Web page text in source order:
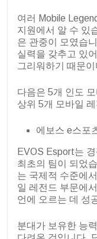
여러 Mobile
지원에서 알 수 있
은 관중이 모였습
실력을 갖추고 있
그리워하기 때문이
다음은 5개 인도
상위 5개 모바일
에보스 e스포
EVOS Esport는
최초의 팀이 되었
는 국제적 수준에
일 레전드 부문에
언에 오르는 데 성
분대가 보유한 능